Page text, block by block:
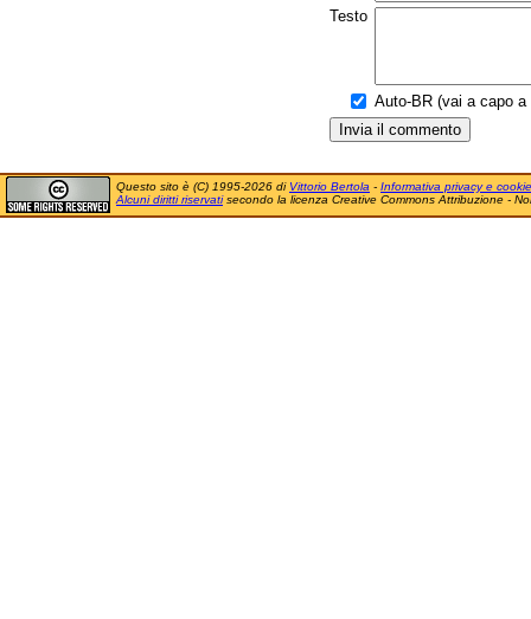
Testo
Auto-BR (vai a capo a
Questo sito è (C) 1995-2026 di Vittorio Bertola - Informativa privacy e cookie
Alcuni diritti riservatisecondo la licenza Creative Commons Attribuzione -